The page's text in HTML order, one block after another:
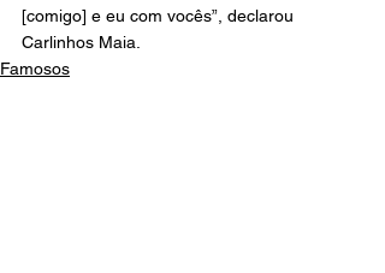
[comigo] e eu com vocês”, declarou
Carlinhos Maia.
Famosos